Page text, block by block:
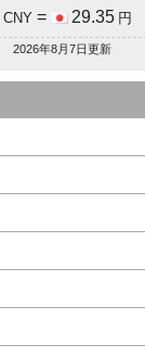
CNY = 29.35 円
2026年8月7日更新